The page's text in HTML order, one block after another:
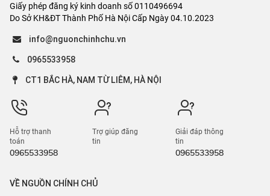
Giấy phép đăng ký kinh doanh số 0110496694
Do Sở KH&ĐT Thành Phố Hà Nội Cấp Ngày 04.10.2023
info@nguonchinhchu.vn
0965533958
CT1 BẮC HÀ, NAM TỪ LIÊM, HÀ NỘI
Hỗ trợ thanh
toán
0965533958
Trợ giúp đăng
tin
Giải đáp thông
tin
0965533958
VỀ NGUỒN CHÍNH CHỦ